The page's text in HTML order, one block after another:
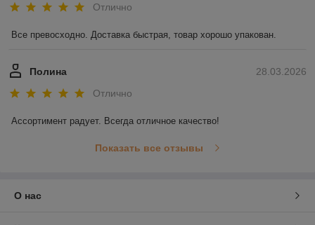
Отлично
Все превосходно. Доставка быстрая, товар хорошо упакован.
28.03.2026
Полина
Отлично
Ассортимент радует. Всегда отличное качество!
Показать все отзывы
О нас